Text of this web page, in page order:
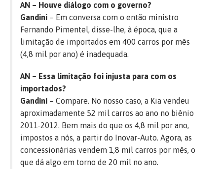
AN – Houve diálogo com o governo?
Gandini – Em conversa com o então ministro
Fernando Pimentel, disse-lhe, à época, que a
limitação de importados em 400 carros por mês
(4,8 mil por ano) é inadequada.
AN – Essa limitação foi injusta para com os
importados?
Gandini – Compare. No nosso caso, a Kia vendeu
aproximadamente 52 mil carros ao ano no biênio
2011-2012. Bem mais do que os 4,8 mil por ano,
impostos a nós, a partir do Inovar-Auto. Agora, as
concessionárias vendem 1,8 mil carros por mês, o
que dá algo em torno de 20 mil no ano.